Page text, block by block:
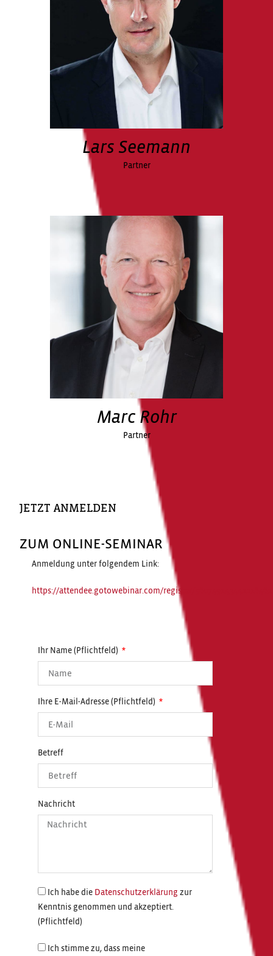
Lars Seemann
Partner
Marc Rohr
Partner
JETZT ANMELDEN
ZUM ONLINE-SEMINAR
Anmeldung unter folgendem Link:
https://attendee.gotowebinar.com/register/560749143442216462
Ihr Name (Pflichtfeld)
Ihre E-Mail-Adresse (Pflichtfeld)
Betreff
Nachricht
Ich habe die Datenschutzerklärung zur
Kenntnis genommen und akzeptiert.
(Pflichtfeld)
Ich stimme zu, dass meine